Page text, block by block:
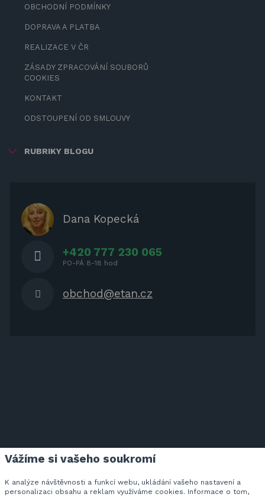
OBCHODNÍ PODMÍNKY
DOPRAVA A PLATBA
REALIZACE V ČR
ZÁSADY ZPRACOVÁNÍ SOUBORŮ
COOKIES
KONTAKT
ODSTOUPENÍ OD SMLOUVY
RUBRIKY BLOGU
OCHRANNÉ KRYTY NA ZAHRADNÍ
NÁBYTEK
Dana Kopecká
+420 777 230 065
PO-PÁ 8-18 hod
obchod@etan.cz
Vážíme si vašeho soukromí
K analýze návštěvnosti a funkcí webu, ukládání vašeho nastavení a
personalizaci obsahu a reklam využíváme cookies. Informace o tom,